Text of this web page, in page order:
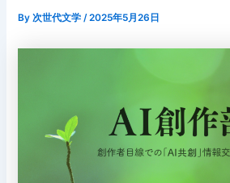
By次世代文学 /2025年5月26日